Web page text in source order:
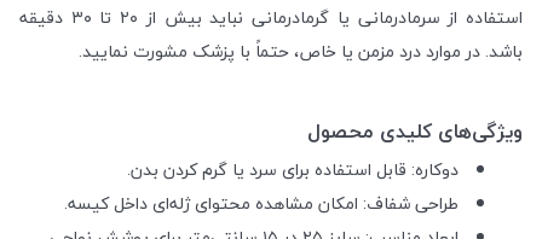
استفاده از سرمادرمانی یا گرمادرمانی نباید بیش از ۲۰ تا ۳۰ دقیقه
باشد. در موارد درد مزمن یا خاص، حتماً با پزشک مشورت نمایید.
ویژگی‌های کلیدی محصول
دوکاره: قابل استفاده برای سرد یا گرم کردن بدن.
طراحی شفاف: امکان مشاهده محتوای ژله‌ای داخل کیسه.